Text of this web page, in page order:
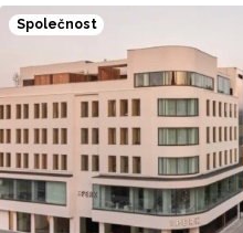
(VN Plumlov) a v Koupací
Poděbrady). Monitoring byl
hygienickou stanicí
ve spolupráci se
Centrem hygienických
Společnost